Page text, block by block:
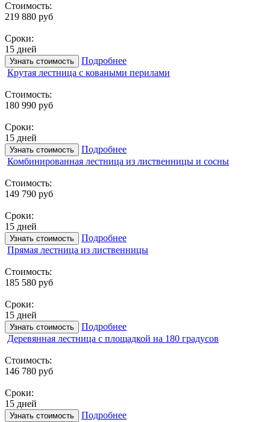
Стоимость:
219 880 руб
Сроки:
15 дней
Узнать стоимость
Подробнее
Крутая лестница с коваными перилами
Стоимость:
180 990 руб
Сроки:
15 дней
Узнать стоимость
Подробнее
Комбинированная лестница из лиственницы и сосны
Стоимость:
149 790 руб
Сроки:
15 дней
Узнать стоимость
Подробнее
Прямая лестница из лиственницы
Стоимость:
185 580 руб
Сроки:
15 дней
Узнать стоимость
Подробнее
Деревянная лестница с площадкой на 180 градусов
Стоимость:
146 780 руб
Сроки:
15 дней
Узнать стоимость Подробнее